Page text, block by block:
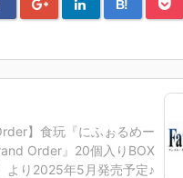
B!
】食玩『にふぉるめー
Order』20個入りBOX
より2025年5月発売予定♪